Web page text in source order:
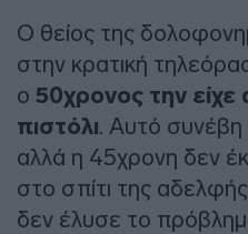
Ο θείος της
στην κρατική
ο 50χρονος την είχε
πιστόλι. Αυτό συνέβη
αλλά η 45χρονη δεν
στο σπίτι της αδελφής
δεν έλυσε το